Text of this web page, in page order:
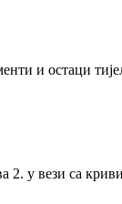
и остаци
у вези са